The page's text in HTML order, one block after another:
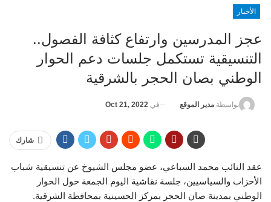
الأخبار
عجز المدرسين وارتفاع كثافة الفصول..
التنسيقية تستكمل جلسات دعم الحوار
الوطني بصان الحجر بالشرقية
بواسطة مدير الموقع في Oct 21, 2022
شارك
عقد النائب محمد السباعي، عضو مجلس الشيوخ عن تنسيقية شباب
الأحزاب والسياسيين، جلسة نقاشية اليوم الجمعة حول الحوار
الوطني بمدينة صان الحجر بمركز الحسينية بمحافظة الشرقية.